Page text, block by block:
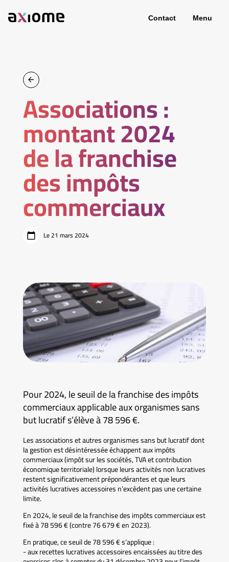
Contact Menu
Associations :
montant 2024
de la franchise
des impôts
commerciaux
Le 21 mars 2024
Pour 2024, le seuil de la franchise des impôts
commerciaux applicable aux organismes sans
but lucratif s’élève à 78 596 €.
Les associations et autres organismes sans but lucratif dont
la gestion est désintéressée échappent aux impôts
commerciaux (impôt sur les sociétés, TVA et contribution
économique territoriale) lorsque leurs activités non lucratives
restent significativement prépondérantes et que leurs
activités lucratives accessoires n’excèdent pas une certaine
limite.
En 2024, le seuil de la franchise des impôts commerciaux est
fixé à 78 596 € (contre 76 679 € en 2023).
En pratique, ce seuil de 78 596 € s’applique :
- aux recettes lucratives accessoires encaissées au titre des